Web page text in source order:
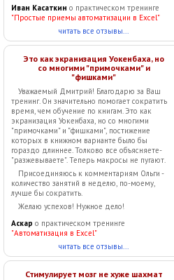
Иван Касаткин о практическом тренинге
"Простые приемы автоматизации в Excel"
читать все отзывы...
Это как экранизация Уокенбаха, но
со многими "примочками" и
"фишками"
Уважаемый Дмитрий! Благодарю за Ваш
тренинг. Он значительно помогает сократить
время, чем обучение по книгам. Это как
экранизация Уокенбаха, но со многими
"примочками" и "фишками", постижение
которых в книжном варианте было бы
гораздо длиннее. Толково все объясняете-
"разжевываете". Теперь макросы не пугают.
Присоединяюсь к комментариям Ольги -
количество занятий в неделю, по-моему,
лучше бы сократить.
Желаю успехов! Нужное дело!
Аскар о практическом тренинге
"Автоматизация в Excel"
читать все отзывы...
Стимулирует мозг не хуже шахмат